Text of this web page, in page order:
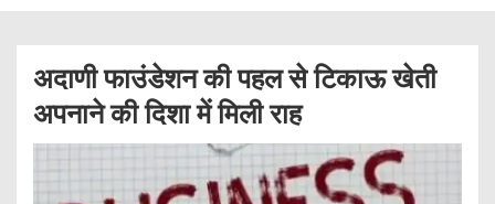
अदाणी फाउंडेशन की पहल से टिकाऊ खेती
अपनाने की दिशा में मिली राह